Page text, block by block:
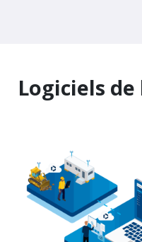
Logiciels